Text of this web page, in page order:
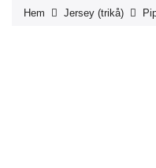
Hem Jersey (trikå)